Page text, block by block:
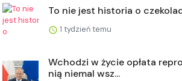
To nie jest historia o
1 tydzień temu
Wchodzi w życie opłata
nią niemal wsz...